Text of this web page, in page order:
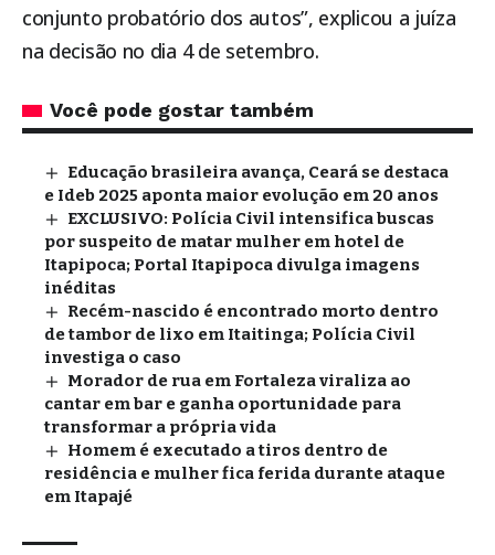
conjunto probatório dos autos”, explicou a juíza
na decisão no dia 4 de setembro.
Você pode gostar também
Educação brasileira avança, Ceará se destaca
e Ideb 2025 aponta maior evolução em 20 anos
EXCLUSIVO: Polícia Civil intensifica buscas
por suspeito de matar mulher em hotel de
Itapipoca; Portal Itapipoca divulga imagens
inéditas
Recém-nascido é encontrado morto dentro
de tambor de lixo em Itaitinga; Polícia Civil
investiga o caso
Morador de rua em Fortaleza viraliza ao
cantar em bar e ganha oportunidade para
transformar a própria vida
Homem é executado a tiros dentro de
residência e mulher fica ferida durante ataque
em Itapajé